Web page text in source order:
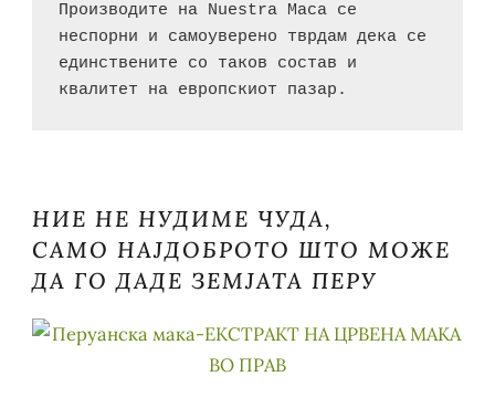
Производите на Nuestra Maca се
неспорни и самоуверено тврдам дека се
единствените со таков состав и
квалитет на европскиот пазар.
НИЕ НЕ НУДИМЕ ЧУДА,
САМО НАЈДОБРОТО ШТО МОЖЕ
ДА ГО ДАДЕ ЗЕМЈАТА ПЕРУ